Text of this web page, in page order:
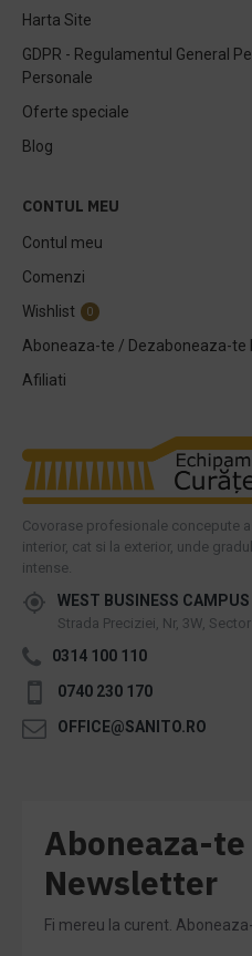
Harta Site
GDPR - Regulamentul General
Personale
Oferte speciale
Blog
CONTUL MEU
Contul meu
Comenzi
Wishlist
0
Aboneaza-te / Dezaboneaza-te
Afiliati
Covorase profesionale concepute
interior, cat si la exterior, unde
intense.
WEST BUSINESS CAMPUS
Strada Preciziei, Nr, 3W,
0314 100 110
0740 230 170
OFFICE@SANITO.RO
Aboneaza-
Newsletter
Fi mereu la curent.